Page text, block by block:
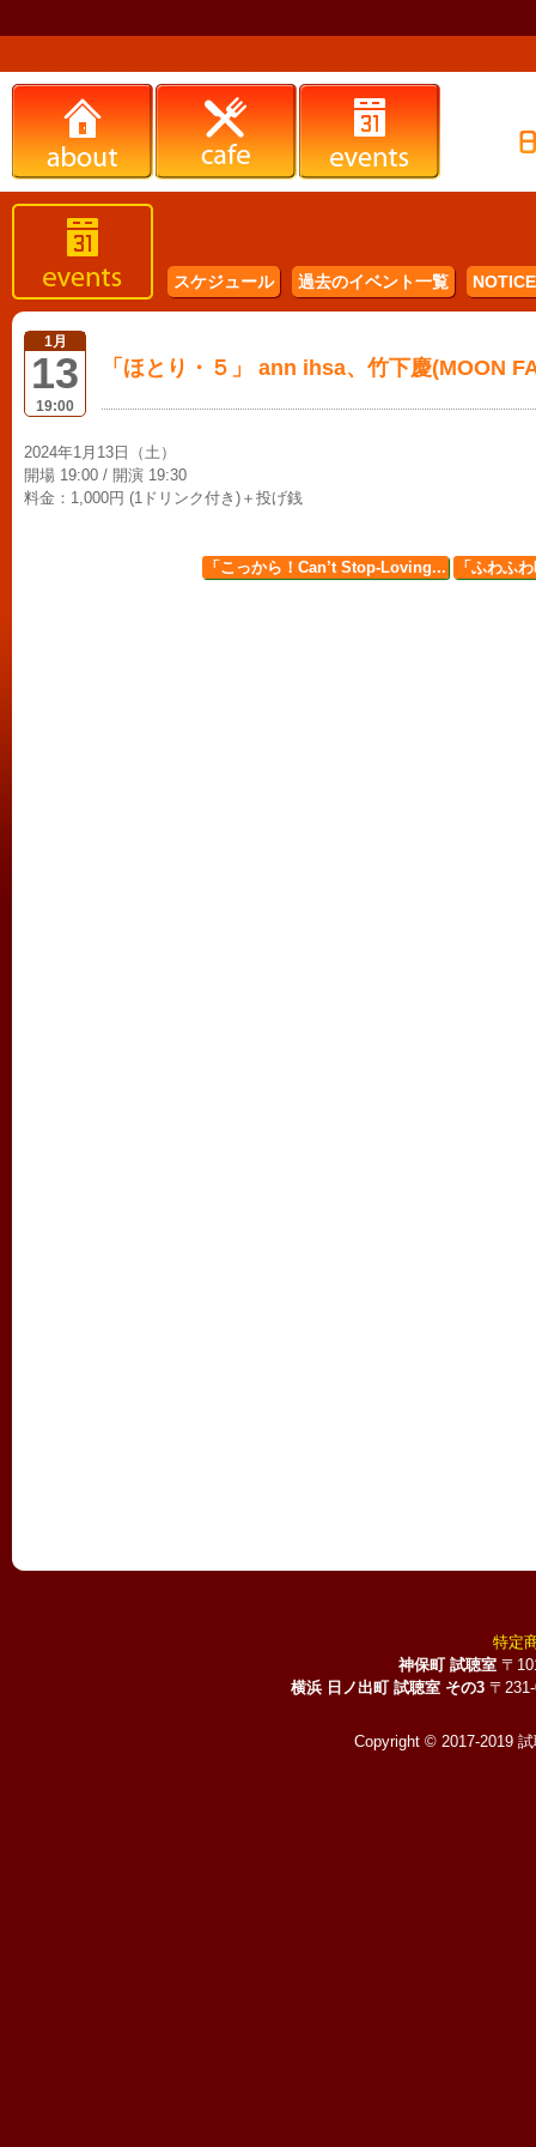
スケジュール 過去のイベント一覧
1月
13
19:00
「ほとり・５」 ann ihsa、竹下慶(MOON
2024年1月13日（土）
開場 19:00 / 開演 19:30
料金：1,000円 (1ドリンク付き)＋投げ銭
「こっから！Can’t Stop-Loving... 「ふわふ
特定
神保町 試聴室 〒
横浜 日ノ出町 試聴室 その3 〒
Copyright © 2017-2019